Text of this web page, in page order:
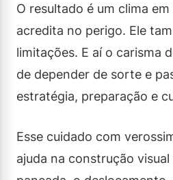
O resultado é um clima
acredita no perigo. Ele
limitações. E aí o carisma
de depender de sorte e
estratégia, preparação e
Esse cuidado com
ajuda na construção